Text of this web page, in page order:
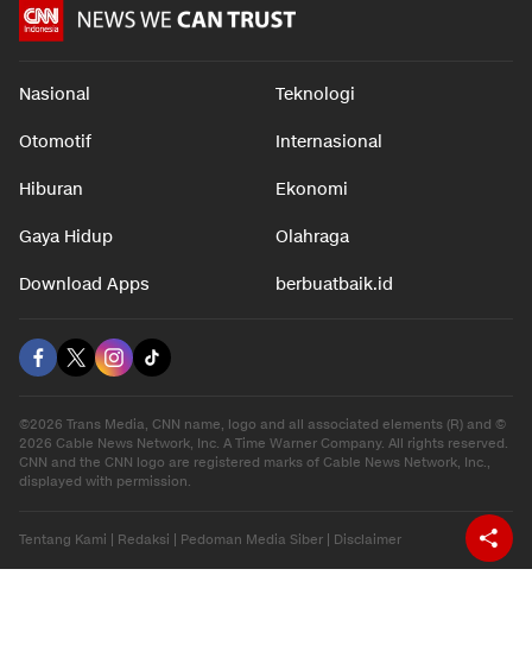
Nasional Teknologi
Otomotif Internasional
Hiburan Ekonomi
Gaya Hidup Olahraga
Download Apps berbuatbaik.id
©2026 Trans Media, CNN name, logo and all associated elements (R) and ©
2026 Cable News Network, Inc. A Time Warner Company. All rights reserved.
CNN and the CNN logo are registered marks of Cable News Network, Inc.,
displayed with permission.
Tentang Kami Redaksi Pedoman Media Siber Disclaimer